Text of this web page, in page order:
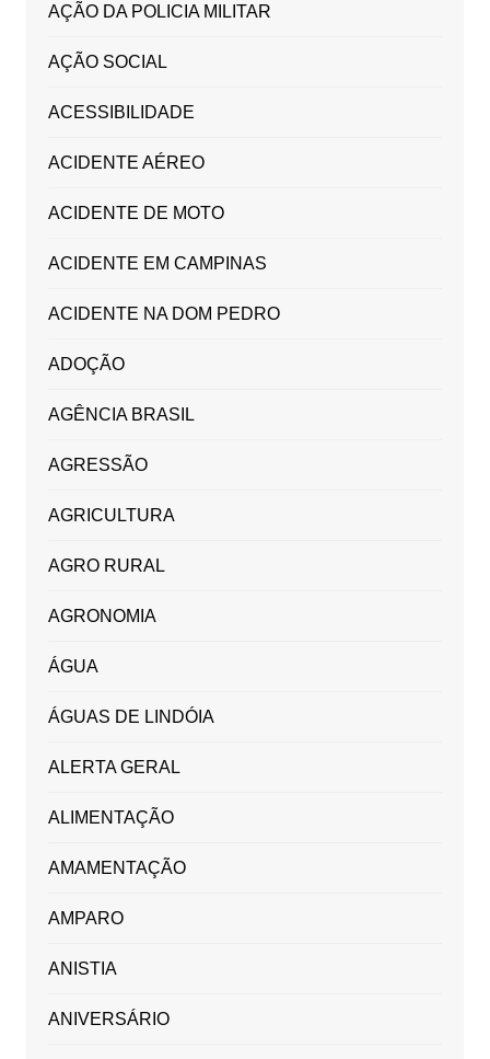
AÇÃO DA POLICIA MILITAR
AÇÃO SOCIAL
ACESSIBILIDADE
ACIDENTE AÉREO
ACIDENTE DE MOTO
ACIDENTE EM CAMPINAS
ACIDENTE NA DOM PEDRO
ADOÇÃO
AGÊNCIA BRASIL
AGRESSÃO
AGRICULTURA
AGRO RURAL
AGRONOMIA
ÁGUA
ÁGUAS DE LINDÓIA
ALERTA GERAL
ALIMENTAÇÃO
AMAMENTAÇÃO
AMPARO
ANISTIA
ANIVERSÁRIO